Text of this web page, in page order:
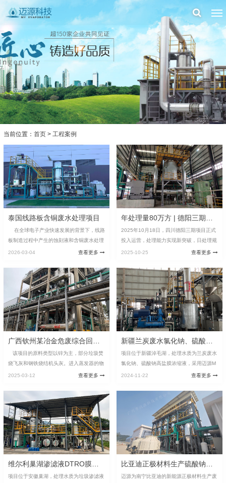
当前位置： 首页 > 工程案例
泰国线路板含铜废水处理项目
在全球电子产业快速发展的背景下，线路
板制造过程中产生的蚀刻液和含铜废水处理
成为环保领域的重要课题。由迈源为中煤科
查看更多
2026-03-04
年处理量80万方 | 德阳三期蒸发短流程全量化处置油气田废水项目顺利投产
2025年10月18日，四川德阳三期项目正式
投入运营，处理能力实现新突破，日处理规
模1000T/D(三期项目)+1000T/D(二期项目)
油气田钻采废水。这个项目不仅是国内规模
最大的蒸发短流程全量化油气田废水处置项
目，更是目前唯一在运营的蒸发短流程全量
化油气田废水处置项目。
查看更多
2025-10-25
广西钦州某冶金危废综合回收钾钠分盐资源化项目
该项目的原料类型以锌为主，部分垃圾焚
烧飞灰和钢铁烧结机头灰。进入蒸发器的物
料为水洗工序中产生的漂洗液，总氯含量为
查看更多
2025-03-12
新疆兰炭废水氯化钠、硫酸钠高盐膜浓缩液零排放项目
项目位于新疆淖毛湖，处理水质为兰炭废水
氯化钠、硫酸钠高盐膜浓缩液，采用迈源M
YM7000智能一体化蒸发器，蒸发量为7T/
蒸发结晶，提取到的工业盐作为业主的副产
查看更多
2024-11-22
维尔利巢湖渗滤液DTRO膜浓缩液处置项目
项目位于安徽巢湖，处理水质为垃圾渗滤液
比亚迪正极材料生产硫酸钠高盐废水处理配套蒸发器项目
迈源为南宁比亚迪的新能源正极材料生产废